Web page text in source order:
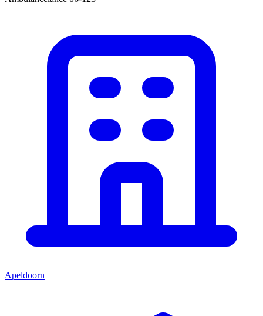
Apeldoorn